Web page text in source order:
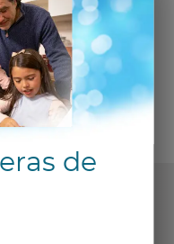
sobre este tema?
de